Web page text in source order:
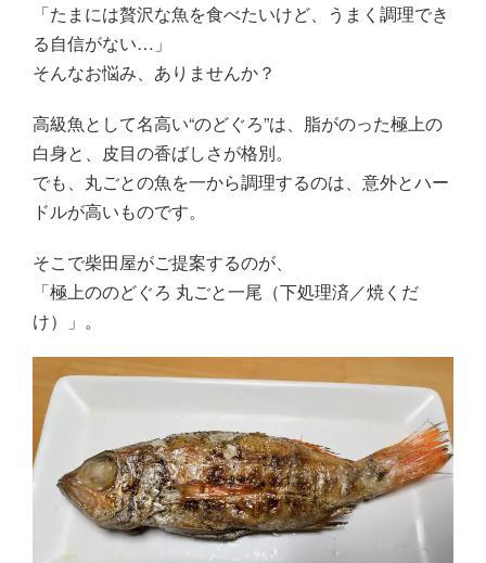
「たまには贅沢な魚を食べたいけど、うまく調理でき
る自信がない…」
そんなお悩み、ありませんか？
高級魚として名高い“のどぐろ”は、脂がのった極上の
白身と、皮目の香ばしさが格別。
でも、丸ごとの魚を一から調理するのは、意外とハー
ドルが高いものです。
そこで柴田屋がご提案するのが、
「極上ののどぐろ 丸ごと一尾（下処理済／焼くだ
け）」。